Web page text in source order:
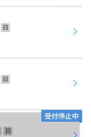
日
日
日